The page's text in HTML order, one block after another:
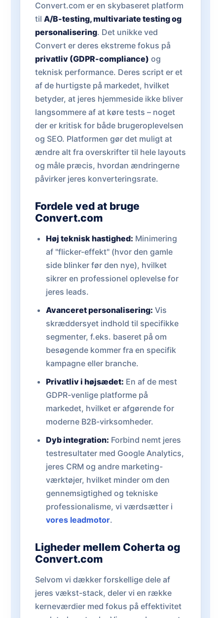
Convert.com er en skybaseret platform
til A/B-testing, multivariate testing og
personalisering. Det unikke ved
Convert er deres ekstreme fokus på
privatliv (GDPR-compliance) og
teknisk performance. Deres script er et
af de hurtigste på markedet, hvilket
betyder, at jeres hjemmeside ikke bliver
langsommere af at køre tests – noget
der er kritisk for både brugeroplevelsen
og SEO. Platformen gør det muligt at
ændre alt fra overskrifter til hele layouts
og måle præcis, hvordan ændringerne
påvirker jeres konverteringsrate.
Fordele ved at bruge
Convert.com
Høj teknisk hastighed: Minimering
af "flicker-effekt" (hvor den gamle
side blinker før den nye), hvilket
sikrer en professionel oplevelse for
jeres leads.
Avanceret personalisering: Vis
skræddersyet indhold til specifikke
segmenter, f.eks. baseret på om
besøgende kommer fra en specifik
kampagne eller branche.
Privatliv i højsædet: En af de mest
GDPR-venlige platforme på
markedet, hvilket er afgørende for
moderne B2B-virksomheder.
Dyb integration: Forbind nemt jeres
testresultater med Google Analytics,
jeres CRM og andre marketing-
værktøjer, hvilket minder om den
gennemsigtighed og tekniske
professionalisme, vi værdsætter i
vores leadmotor.
Ligheder mellem Coherta og
Convert.com
Selvom vi dækker forskellige dele af
jeres vækst-stack, deler vi en række
kerneværdier med fokus på effektivitet